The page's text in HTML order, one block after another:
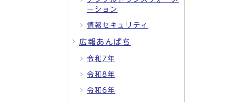
ーション
情報セキュリティ
広報あんぱち
令和7年
令和8年
令和6年